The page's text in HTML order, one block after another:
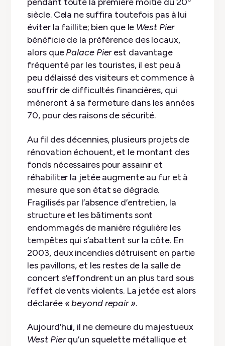
siècle. Cela ne suffira toutefois pas à lui
éviter la faillite; bien que le West Pier
bénéficie de la préférence des locaux,
alors quePalace Pierest davantage
fréquenté par les touristes, il est peu à
peu délaissé des visiteurs et commence à
souffrir de difficultés financières, qui
mèneront à sa fermeture dans les années
70, pour des raisons de sécurité.
Au fil des décennies, plusieurs projets de
rénovation échouent, et le montant des
fonds nécessaires pour assainir et
réhabiliter la jetée augmente au fur et à
mesure que son état se dégrade.
Fragilisés par l’absence d’entretien, la
structure et les bâtiments sont
endommagés de manière régulière les
tempêtes qui s’abattent sur la côte. En
2003, deux incendies détruisent en partie
les pavillons, et les restes de la salle de
concert s’effondrent un an plus tard sous
l’effet de vents violents. La jetée est alors
déclarée « beyond repair ».
Aujourd’hui, il ne demeure du majestueux
West Pierqu’un squelette métallique et